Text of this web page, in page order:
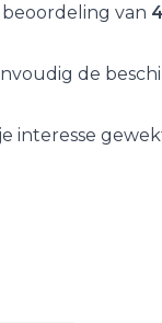
van
de
je interesse